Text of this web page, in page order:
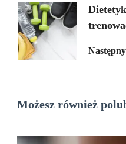
Możesz również